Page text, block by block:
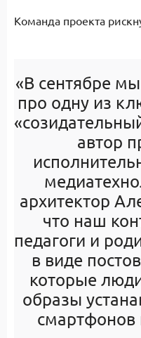
Команда проекта
«В сентябре
про одну из
автор
архитектор
что наш
педагоги и
в виде
которые
образы
смартфонов